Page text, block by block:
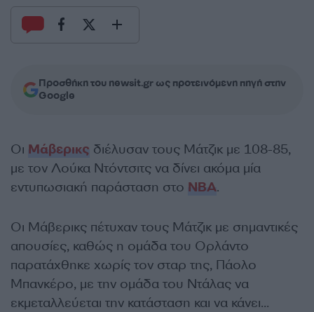
Προσθήκη του newsit.gr ως προτεινόμενη πηγή στην
Google
Οι Μάβερικς διέλυσαν τους Μάτζικ με 108-85,
με τον Λούκα Ντόντσιτς να δίνει ακόμα μία
εντυπωσιακή παράσταση στο NBA.
Οι Μάβερικς πέτυχαν τους Μάτζικ με σημαντικές
απουσίες, καθώς η ομάδα του Ορλάντο
παρατάχθηκε χωρίς τον σταρ της, Πάολο
Μπανκέρο, με την ομάδα του Ντάλας να
εκμεταλλεύεται την κατάσταση και να κάνει…